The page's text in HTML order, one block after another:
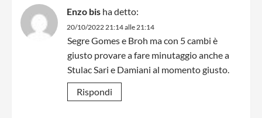
Enzo bis ha detto:
20/10/2022 21:14 alle 21:14
Segre Gomes e Broh ma con 5 cambi è
giusto provare a fare minutaggio anche a
Stulac Sari e Damiani al momento giusto.
Rispondi